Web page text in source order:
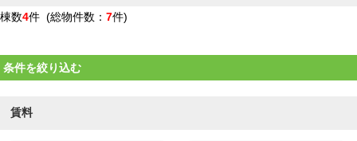
棟数4件 (総物件数： 7件)
条件を絞り込む
賃料